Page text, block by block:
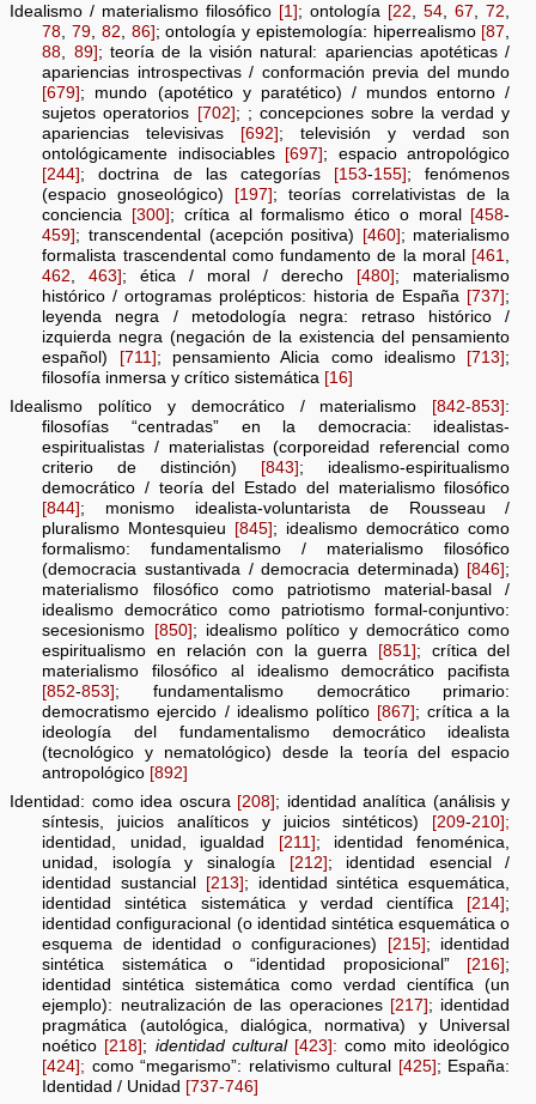
Idealismo / materialismo filosófico [1] ; ontología [22 ,54 ,67 ,72
78 ,79 82 86] ; ontología y epistemología: hiperrealismo [87
88
89] ; teoría de la visión natural: apariencias apotéticas /
apariencias introspectivas / conformación previa del mundo
[679] ; mundo (apotético y paratético) / mundos entorno /
sujetos operatorios [702] ; ; concepciones sobre la verdad y
apariencias televisivas
[692] ; televisión y verdad son
ontológicamente indisociables
[697] ; espacio antropológico
[244] ; doctrina de las categorías [153-155] ; fenómenos
(espacio gnoseológico)
[197] ; teorías correlativistas de la
conciencia
[300] ; crítica al formalismo ético o moral [458-
459] ; transcendental (acepción positiva) [460] ; materialismo
formalista trascendental como fundamento de la moral
[461
462 ,463] ; ética / moral / derecho [480] ; materialismo
histórico / ortogramas prolépticos: historia de España [737] ;
leyenda negra / metodología negra: retraso histórico /
izquierda negra (negación de la existencia del pensamiento
español)
[711] ; pensamiento Alicia como idealismo [713] ;
filosofía inmersa y crítico sistemática [16]
Idealismo político y democrático / materialismo
[842-853] :
filosofías “centradas” en la democracia: idealistas-
espiritualistas / materialistas (corporeidad referencial como
criterio de distinción)
[843] ; idealismo-espiritualismo
democrático / teoría del Estado del materialismo filosófico
[844] ; monismo idealista-voluntarista de Rousseau /
pluralismo Montesquieu
[845] ; idealismo democrático como
formalismo: fundamentalismo / materialismo filosófico
(democracia sustantivada / democracia determinada) [846] ;
materialismo filosófico como patriotismo material-basal /
idealismo democrático como patriotismo formal-conjuntivo:
secesionismo
[850] ; idealismo político y democrático como
espiritualismo en relación con la guerra
[851] ; crítica del
materialismo filosófico al idealismo democrático pacifista
[852-853] ; fundamentalismo democrático primario:
democratismo ejercido / idealismo político [867] ; crítica a la
ideología del fundamentalismo democrático idealista
(tecnológico y nematológico) desde la teoría del espacio
antropológico [892]
Identidad: como idea oscura [208]; identidad analítica (análisis y
síntesis, juicios analíticos y juicios sintéticos) [209-210];
identidad, unidad, igualdad [211]; identidad fenoménica,
unidad, isología y sinalogía [212]; identidad esencial /
identidad sustancial [213]; identidad sintética esquemática,
identidad sintética sistemática y verdad científica [214];
identidad configuracional (o identidad sintética esquemática o
esquema de identidad o configuraciones) [215]; identidad
sintética sistemática o “identidad proposicional” [216];
identidad sintética sistemática como verdad científica (un
ejemplo): neutralización de las operaciones [217]; identidad
pragmática (autológica, dialógica, normativa) y Universal
noético [218]; identidad cultural [423]: como mito ideológico
[424]; como “megarismo”: relativismo cultural [425]; España:
Identidad / Unidad [737-746]